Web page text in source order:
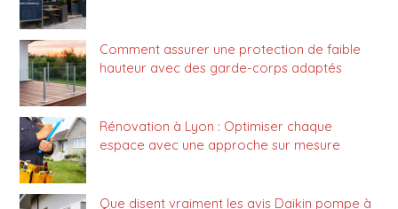
Comment assurer une protection de faible
hauteur avec des garde-corps adaptés
Rénovation à Lyon : Optimiser chaque
espace avec une approche sur mesure
Que disent vraiment les avis Daikin pompe à